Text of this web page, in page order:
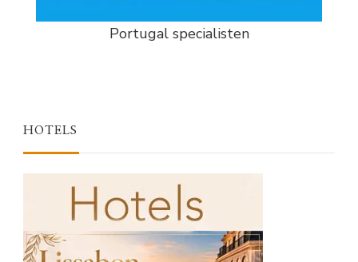
Portugal specialisten
HOTELS